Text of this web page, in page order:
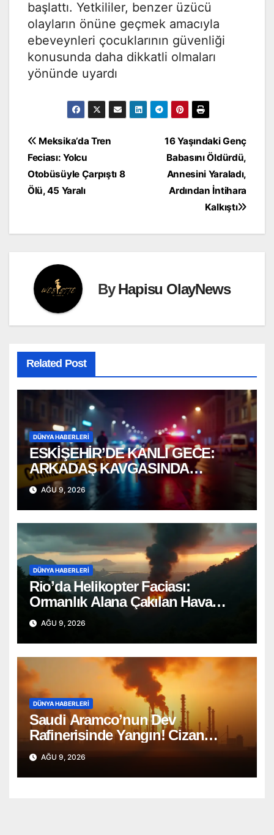
başlattı. Yetkililer, benzer üzücü
olayların önüne geçmek amacıyla
ebeveynleri çocuklarının güvenliği
konusunda daha dikkatli olmaları
yönünde uyardı
Yazı
gezinmesi
16 Yaşındaki Genç
Babasını Öldürdü,
Annesini Yaraladı,
Ardından İntihara
Kalkıştı
Meksika’da Tren
Feciası: Yolcu
Otobüsüyle Çarpıştı 8
Ölü, 45 Yaralı
ByHapisu OlayNews
Related Post
DÜNYA HABERLERI
ESKİŞEHİR’DE KANLI GECE:
ARKADAŞ KAVGASINDA
BIÇAKLAR KONUŞTU!
AĞU 9, 2026
DÜNYA HABERLERI
Rio’da Helikopter Faciası:
Ormanlık Alana Çakılan Hava
Aracında 4 Ölü
AĞU 9, 2026
DÜNYA HABERLERI
Saudi Aramco’nun Dev
Rafinerisinde Yangın! Cizan
Bölgesi Alarmda
AĞU 9, 2026